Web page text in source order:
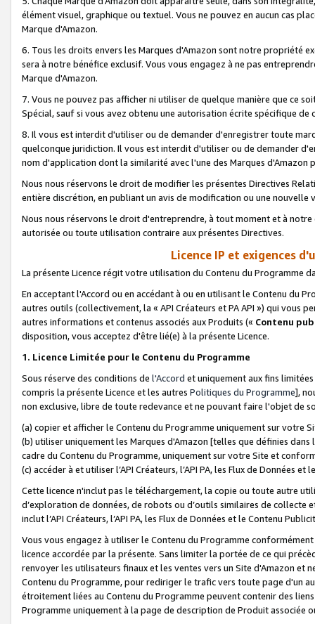
élément visuel, graphique ou textuel. Vous ne pouvez en aucun cas
Marque d'Amazon.
6. Tous les droits envers les Marques d'Amazon sont notre propriété
sera à notre bénéfice exclusif. Vous vous engagez à ne pas
Marque d'Amazon.
7. Vous ne pouvez pas afficher ni utiliser de quelque manière que ce
Spécial, sauf si vous avez obtenu une autorisation écrite spécifique de
8. Il vous est interdit d'utiliser ou de demander d'enregistrer toute
quelconque juridiction. Il vous est interdit d'utiliser ou de demander
nom d'application dont la similarité avec l'une des Marques
Nous nous réservons le droit de modifier les présentes Directives
entière discrétion, en publiant un avis de modification ou une nouvelle
Nous nous réservons le droit d'entreprendre, à tout moment et à
autorisée ou toute utilisation contraire aux présentes Directives.
Licence IP et exigences
La présente Licence régit votre utilisation du Contenu du Programme
En acceptant l'Accord ou en accédant à ou en utilisant le Contenu du
autres outils (collectivement, la « API Créateurs et PA API ») qui vous
autres informations et contenus associés aux Produits (« Contenu
disposition, vous acceptez d'être lié(e) à la présente Licence.
1. Licence Limitée pour le Contenu du Programme
Sous réserve des conditions de l'Accord et uniquement aux fins
compris la présente Licence et les autres Politiques du Programme],
non exclusive, libre de toute redevance et ne pouvant faire l'objet de
(a) copier et afficher le Contenu du Programme uniquement sur votre
(b) utiliser uniquement les Marques d'Amazon [telles que définies dans
cadre du Contenu du Programme, uniquement sur votre Site et
(c) accéder à et utiliser l’API Créateurs, l’API PA, les Flux de Données
Cette licence n'inclut pas le téléchargement, la copie ou toute autre
d’exploration de données, de robots ou d’outils similaires de
inclut l’API Créateurs, l’API PA, les Flux de Données et le Contenu
Vous vous engagez à utiliser le Contenu du Programme
licence accordée par la présente. Sans limiter la portée de ce qui
renvoyer les utilisateurs finaux et les ventes vers un Site d'Amazon et
Contenu du Programme, pour rediriger le trafic vers toute page d'un
étroitement liées au Contenu du Programme peuvent contenir des
Programme uniquement à la page de description de Produit associée